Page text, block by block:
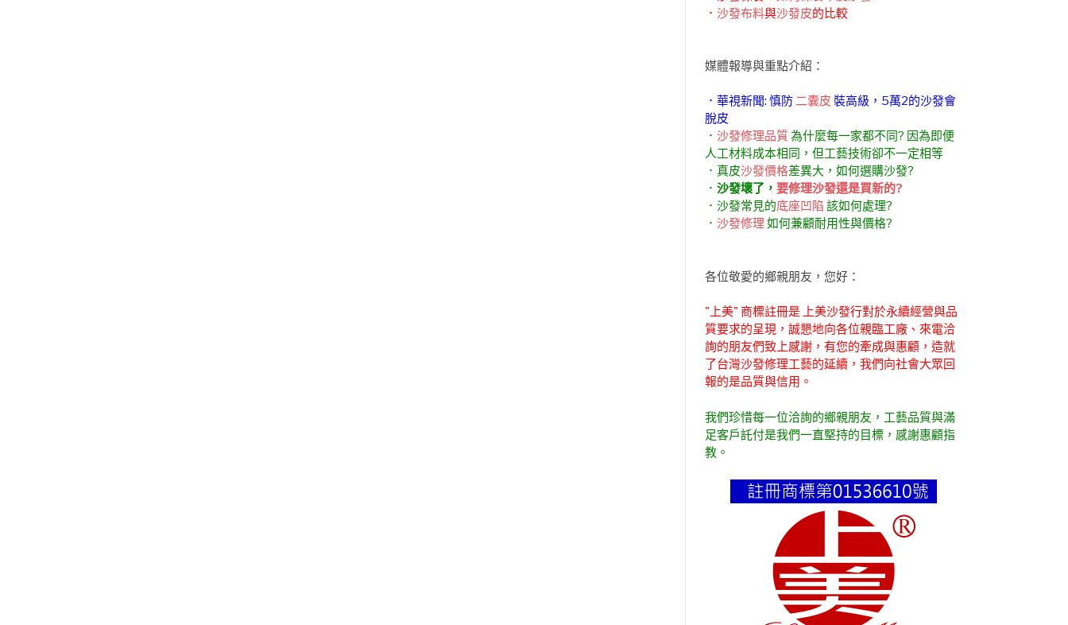
． 沙發布料與沙發皮的比較
媒體報導與重點介紹：
．華視新聞: 慎防二囊皮 裝高級，5萬2的沙發會
脫皮
． 沙發修理品質為什麼每一家都不同? 因為即便
人工材料成本相同，但工藝技術卻不一定相等
．真皮沙發價格差異大，如何選購沙發?
． 沙發壞了， 要修理沙發還是買新的?
．沙發常見的底座凹陷 該如何處理?
． 沙發修理 如何兼顧耐用性與價格?
各位敬愛的鄉親朋友，您好：
"上美" 商標註冊是 上美沙發行對於永續經營與品
質要求的呈現，誠懇地向各位親臨工廠、來電洽
詢的朋友們致上感謝，有您的牽成與惠顧，造就
了台灣沙發修理工藝的延續，我們向社會大眾回
報的是品質與信用。
我們珍惜每一位洽詢的鄉親朋友，工藝品質與滿
足客戶託付是我們一直堅持的目標，感謝惠顧指
教。